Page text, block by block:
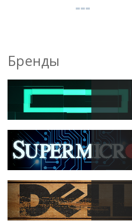
Бренды